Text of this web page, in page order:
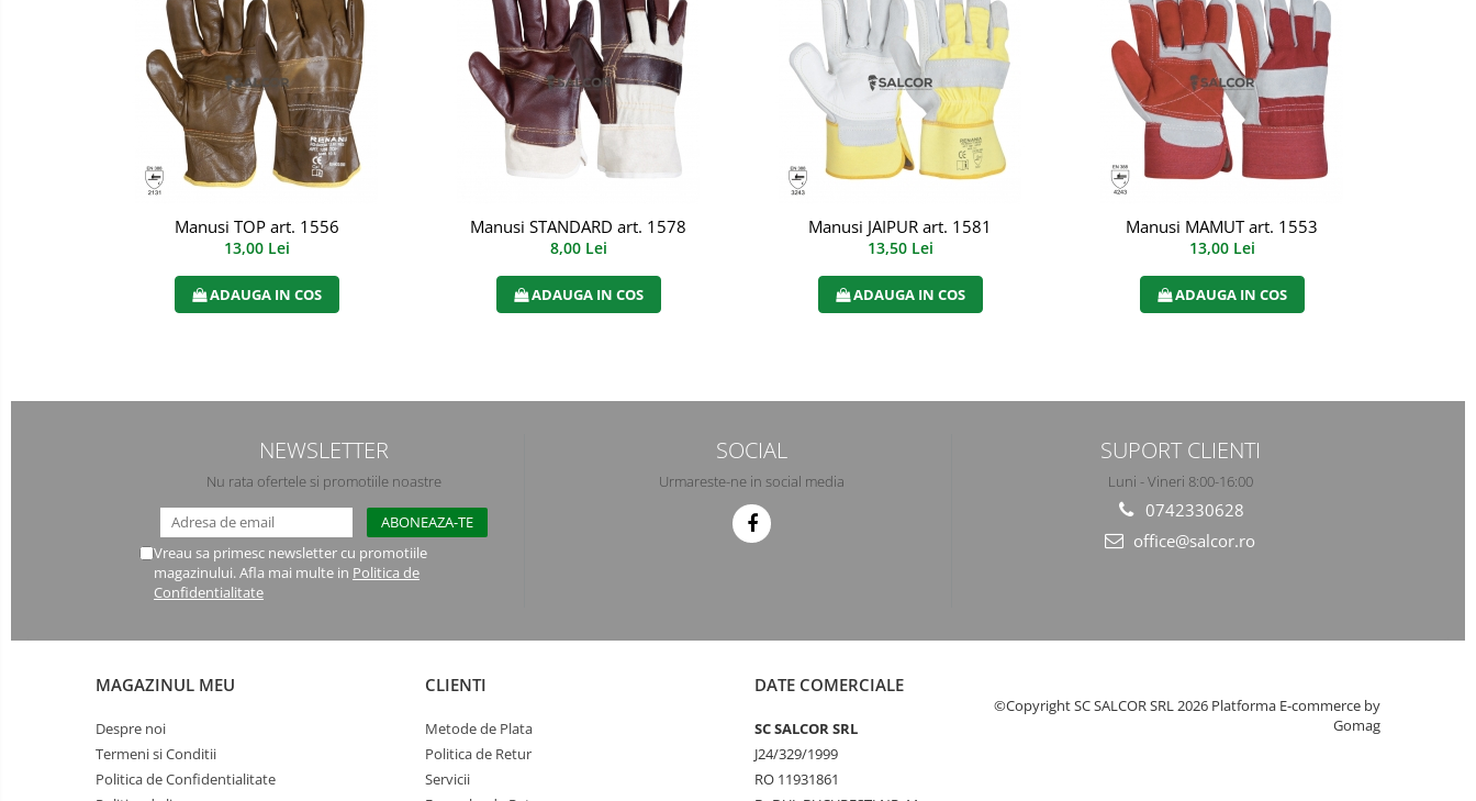
Manusi fibre speciale
Manusi fibre speciale impregnate
Imbracaminte Outdoor
Incaltaminte Outdoor
Caciuli
Manusi TOP art. 1556
13,00 Lei
ADAUGA IN COS
Manusi STANDARD art. 1578
8,00 Lei
ADAUGA IN COS
Manusi JAIPUR art. 1581
13,50 Lei
ADAUGA IN COS
Manusi MAMUT art. 1553
13,00 Lei
ADAUGA IN COS
NEWSLETTER
Nu rata ofertele si promotiile noastre
Vreau sa primesc newsletter cu promotiile
magazinului. Afla mai multe in Politica de
Confidentialitate
SOCIAL
Urmareste-ne in social media
SUPORT CLIENTI
Luni - Vineri 8:00-16:00
0742330628
office@salcor.ro
MAGAZINUL MEU
Despre noi
Termeni si Conditii
Politica de Confidentialitate
CLIENTI
Metode de Plata
Politica de Retur
Servicii
DATE COMERCIALE
SC SALCOR SRL
J24/329/1999
RO 11931861
©Copyright SC SALCOR SRL 2026 Platforma E-commerce by
Gomag